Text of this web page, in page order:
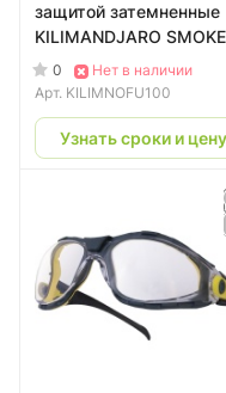
защитой затемненные
KILIMANDJARO SMOKE |
Delta Plus
0
Нет в наличии
Арт. KILIMNOFU100
Узнать сроки и цену